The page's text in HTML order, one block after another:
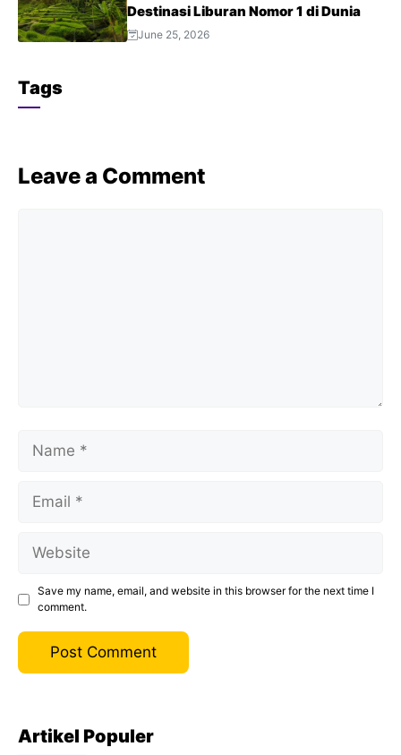
Destinasi Liburan Nomor 1 di Dunia
June 25, 2026
Tags
Leave a Comment
Save my name, email, and website in this browser for the next time I
comment.
Artikel Populer